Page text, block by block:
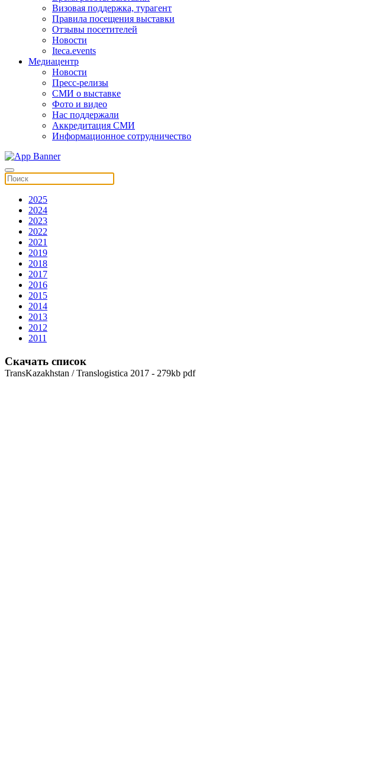
Визовая поддержка, турагент
Правила посещения выставки
Отзывы посетителей
Новости
Iteca.events
Медиацентр
Новости
Пресс-релизы
СМИ о выставке
Фото и видео
Нас поддержали
Аккредитация СМИ
Информационное сотрудничество
2025
2024
2023
2022
2021
2019
2018
2017
2016
2015
2014
2013
2012
2011
Скачать список
TransKazakhstan / Translogistica 2017 - 279kb pdf